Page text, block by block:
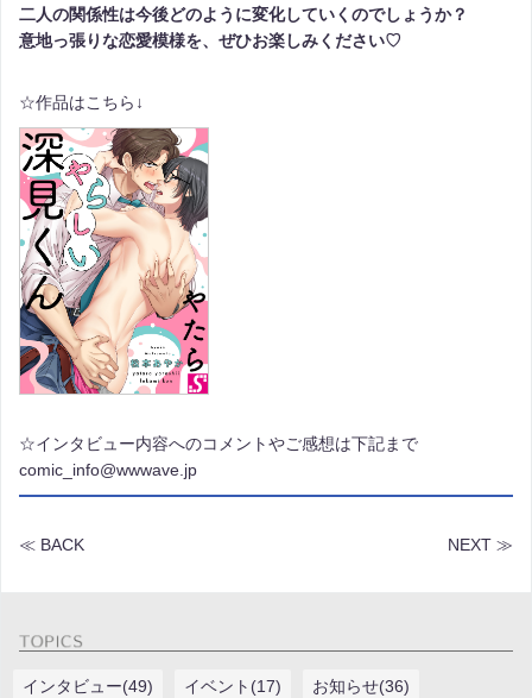
二人の関係性は今後どのように変化していくのでしょうか？
意地っ張りな恋愛模様を、ぜひお楽しみください♡
☆作品はこちら↓
☆インタビュー内容へのコメントやご感想は下記まで
comic_info@wwwave.jp
≪ BACK NEXT ≫
インタビュー(49) イベント(17) お知らせ(36)